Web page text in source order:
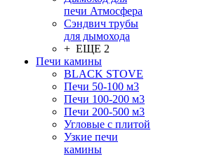
печи Атмосфера
Сэндвич трубы
для дымохода
+ ЕЩЕ 2
Печи камины
BLACK STOVE
Печи 50-100 м3
Печи 100-200 м3
Печи 200-500 м3
Угловые с плитой
Узкие печи
камины